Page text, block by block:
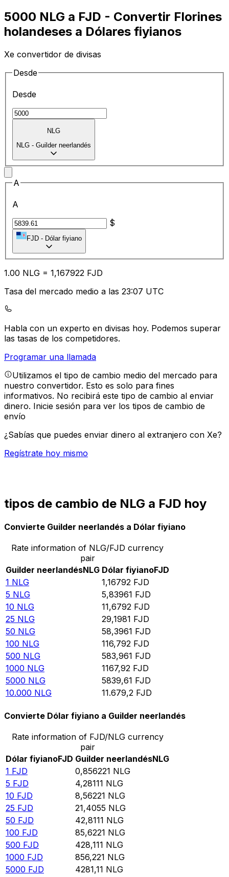
5000 NLG a FJD - Convertir Florines
holandeses a Dólares fiyianos
Xe convertidor de divisas
Desde
Desde
NLG
NLG - Guilder neerlandés
A
A
$
FJD - Dólar fiyiano
1.00 NLG = 1,167922 FJD
Tasa del mercado medio a las 23:07 UTC
Habla con un experto en divisas hoy. Podemos superar
las tasas de los competidores.
Programar una llamada
Utilizamos el tipo de cambio medio del mercado para
nuestro convertidor. Esto es solo para fines
informativos. No recibirá este tipo de cambio al enviar
dinero. Inicie sesión para ver los tipos de cambio de
envío
¿Sabías que puedes enviar dinero al extranjero con Xe?
Regístrate hoy mismo
tipos de cambio de NLG a FJD hoy
Convierte Guilder neerlandés a Dólar fiyiano
Rate information of NLG/FJD currency
pair
Guilder neerlandésNLG Dólar fiyianoFJD
1 NLG 1,16792 FJD
5 NLG 5,83961 FJD
10 NLG 11,6792 FJD
25 NLG 29,1981 FJD
50 NLG 58,3961 FJD
100 NLG 116,792 FJD
500 NLG 583,961 FJD
1000 NLG 1167,92 FJD
5000 NLG 5839,61 FJD
10.000 NLG 11.679,2 FJD
Convierte Dólar fiyiano a Guilder neerlandés
Rate information of FJD/NLG currency
pair
Dólar fiyianoFJD Guilder neerlandésNLG
1 FJD 0,856221 NLG
5 FJD 4,28111 NLG
10 FJD 8,56221 NLG
25 FJD 21,4055 NLG
50 FJD 42,8111 NLG
100 FJD 85,6221 NLG
500 FJD 428,111 NLG
1000 FJD 856,221 NLG
5000 FJD 4281,11 NLG